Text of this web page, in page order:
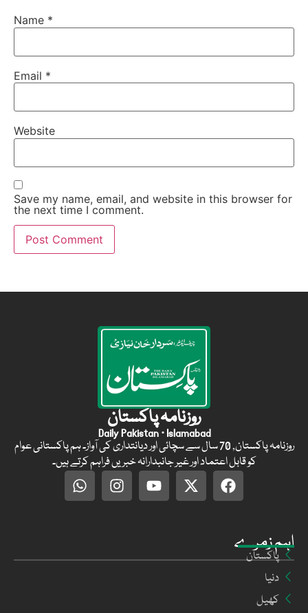
Name *
Email *
Website
Save my name, email, and website in this browser for
the next time I comment.
اہم زمرے
پاکستان
دنیا
کھیل
روزنامہ پاکستان
Daily Pakistan · Islamabad
روزنامہ پاکستان, 70 سال سے سچائی اور دیانتداری کی آواز۔ ہم پاکستانی عوام
کو قابل اعتماد اور غیر جانبدارانہ خبریں فراہم کرتے ہیں۔